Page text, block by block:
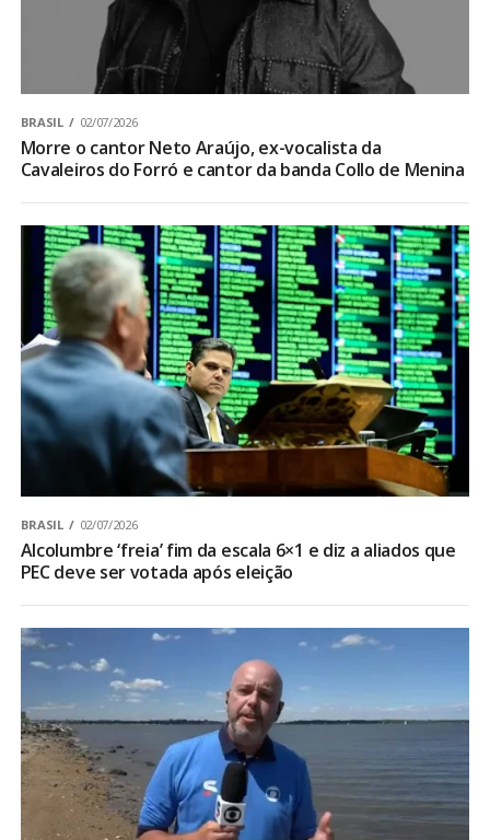
BRASIL 02/07/2026
Morre o cantor Neto Araújo, ex-vocalista da
Cavaleiros do Forró e cantor da banda Collo de Menina
BRASIL 02/07/2026
Alcolumbre ‘freia’ fim da escala 6×1 e diz a aliados que
PEC deve ser votada após eleição